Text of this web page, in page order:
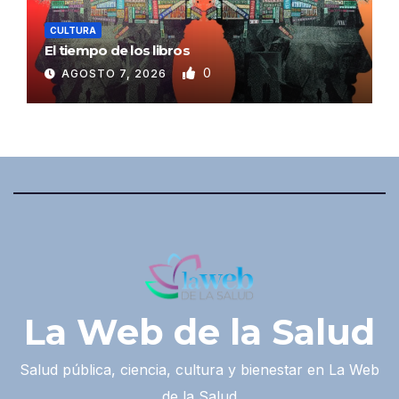
CULTURA
El tiempo de los libros
AGOSTO 7, 2026 0
La Web de la Salud
Salud pública, ciencia, cultura y bienestar en La Web